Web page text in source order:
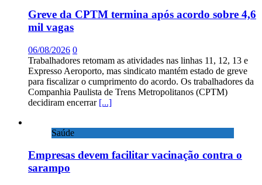
Greve da CPTM termina após acordo sobre 4,6
mil vagas
06/08/2026 0
Trabalhadores retomam as atividades nas linhas 11, 12, 13 e
Expresso Aeroporto, mas sindicato mantém estado de greve
para fiscalizar o cumprimento do acordo. Os trabalhadores da
Companhia Paulista de Trens Metropolitanos (CPTM)
decidiram encerrar [...]
Saúde
Empresas devem facilitar vacinação contra o
sarampo